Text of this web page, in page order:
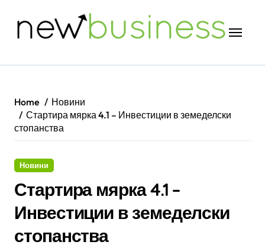
Home
Новини
Стартира мярка 4.1 – Инвестиции в земеделски
стопанства
Новини
Стартира мярка 4.1 –
Инвестиции в земеделски
стопанства